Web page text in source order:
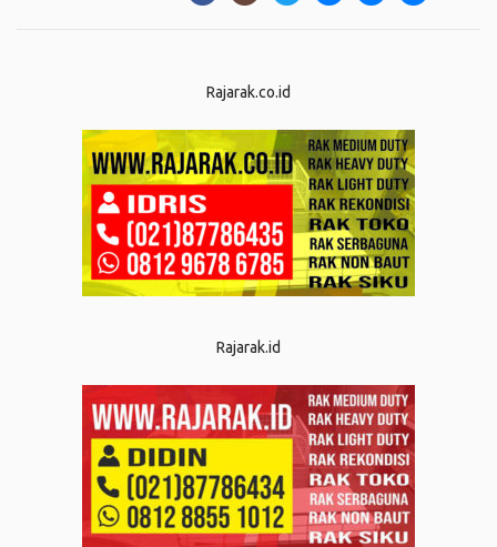
Rajarak.co.id
Rajarak.id